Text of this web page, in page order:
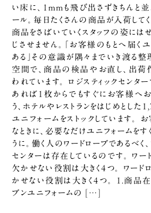
い床に、1mmも飛び出さずきちんと
ール。毎日たくさんの商品が入荷して
商品をさばいていくスタッフの姿には
じさせません。「お客様のもとへ届く
ある」その意識が隅々までいき渡る整
空間で、商品の検品やお直し、出荷
われています。 ロジスティックセンタ
あれば1枚からでもすぐにお客様へお
う、ホテルやレストランをはじめとした
ユニフォームをストックしています。
なときに、必要なだけユニフォームをす
うに。働く人のワードローブであるべく、
センターは存在しているのです。 ワー
欠かせない役割は大きく4つ。 ワード
かせない役割は大きく4つ。 1.商品
ブンユニフォームの […]